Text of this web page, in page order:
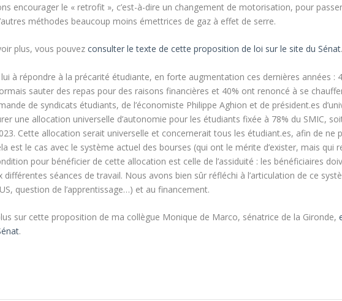
encourager le « retrofit », c’est-à-dire un changement de motorisation, pour
méthodes beaucoup moins émettrices de gaz à effet de serre.
plus, vous pouvezconsulter le texte de cette proposition de loi sur le site du Sénat.
à répondre à la précarité étudiante, en forte augmentation ces dernières années :
sauter des repas pour des raisons financières et 40% ont renoncé à se
de syndicats étudiants, de l’économiste Philippe Aghion et de président.es
une allocation universelle d’autonomie pour les étudiants fixée à 78% du SMIC,
Cette allocation serait universelle et concernerait tous les étudiant.es, afin de ne
est le cas avec le système actuel des bourses (qui ont le mérite d’exister, mais qui
pour bénéficier de cette allocation est celle de l’assiduité : les bénéficiaires
différentes séances de travail. Nous avons bien sûr réfléchi à l’articulation de ce
question de l’apprentissage…) et au financement.
sur cette proposition de ma collègue Monique de Marco, sénatrice de la Gironde,
.